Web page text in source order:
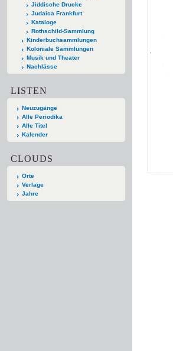
Jiddische Drucke
Judaica Frankfurt
Kataloge
Rothschild-Sammlung
Kinderbuchsammlungen
Koloniale Sammlungen
Musik und Theater
Nachlässe
LISTEN
Neuzugänge
Alle Periodika
Alle Titel
Kalender
CLOUDS
Orte
Verlage
Jahre